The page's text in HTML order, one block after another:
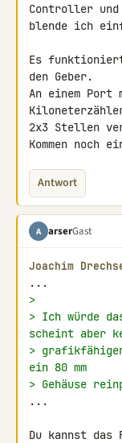
Controller und
blende ich
Es
den Geber.
An einem Port
2x3 Stellen
Kommen noch
Antwort
A arserGast
Joachim
>
> Ich würde
scheint aber
>
ein 80 mm
> Gehäuse
...
Du kannst